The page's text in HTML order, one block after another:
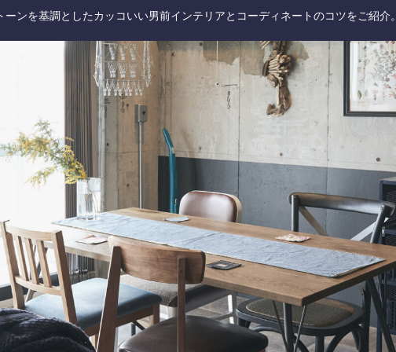
ーンを基調としたカッコいい男前インテリアとコーディネートのコツをご紹介。